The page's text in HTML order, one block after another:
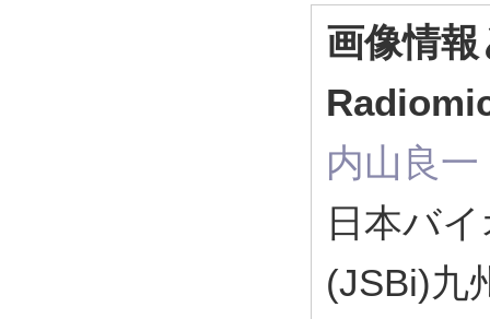
画像情
内山良一
日本バ
(JSBi)九